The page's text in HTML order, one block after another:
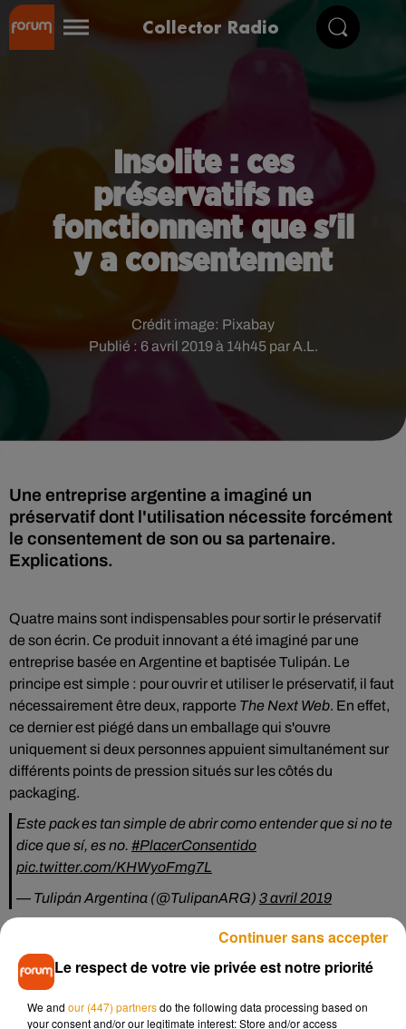
Collector Radio
Insolite : ces
préservatifs ne
fonctionnent que s'il
y a consentement
Publié : 6 avril 2019 à 14h45 par A.L.
Crédit image: Pixabay
Une entreprise argentine a imaginé un
préservatif dont l'utilisation nécessite forcément
le consentement de son ou sa partenaire.
Explications.
Quatre mains sont indispensables pour sortir le préservatif
de son écrin. Ce produit innovant a été imaginé par une
entreprise basée en Argentine et baptisée Tulipán. Le
principe est simple : pour ouvrir et utiliser le préservatif, il faut
nécessairement être deux, rapporte The Next Web. En effet,
ce dernier est piégé dans un emballage qui s'ouvre
uniquement si deux personnes appuient simultanément sur
différents points de pression situés sur les côtés du
packaging.
Este pack es tan simple de abrir como entender que si no te
dice que sí, es no. #PlacerConsentido
pic.twitter.com/KHWyoFmg7L
— Tulipán Argentina (@TulipanARG) 3 avril 2019
Assurer un rapport sexuel consenti
"Nous avons compris que nous devions parler de la chose la
plus importante dans toute relation sexuelle : le plaisir n’est
possible que si la relation est consentie"explique Joaquin
Le respect de votre vie privée est notre priorité
We and our (447) partnersdo the following data processing based on
your consent and/or our legitimate interest: Store and/or access
Continuer sans accepter